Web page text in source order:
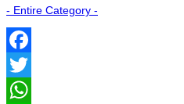
- Entire Category -
Facebook
Twitter